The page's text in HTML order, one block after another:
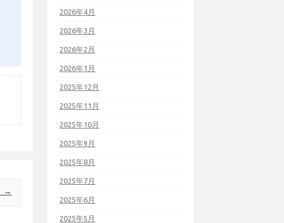
→
2026年4月
2026年3月
2026年2月
2026年1月
2025年12月
2025年11月
2025年10月
2025年9月
2025年8月
2025年7月
2025年6月
2025年5月